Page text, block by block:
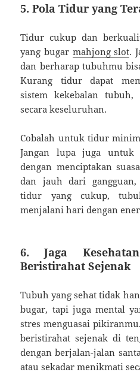
5. Pola Tidur yang
Tidur cukup dan
yang bugar mahjong slot.
dan berharap tubuhmu
Kurang tidur dapat
sistem kekebalan
secara keseluruhan.
Cobalah untuk tidur
Jangan lupa juga untuk
dengan menciptakan
dan jauh dari gangguan,
tidur yang cukup,
menjalani hari dengan
6. Jaga
Beristirahat Sejenak
Tubuh yang sehat tidak
bugar, tapi juga mental
stres menguasai
beristirahat sejenak di
dengan berjalan-jalan
atau sekadar menikmati